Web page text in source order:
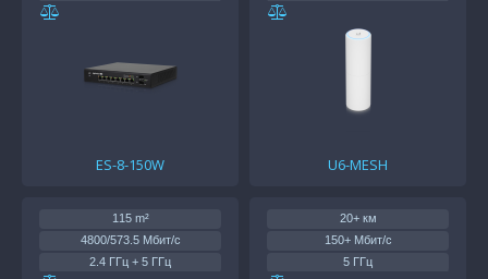
ES-8-150W
PoE
U6-MESH
115 m²
4800/573.5 Мбит/с
2.4 ГГц + 5 ГГц
20+ км
150+ Мбит/с
5 ГГц